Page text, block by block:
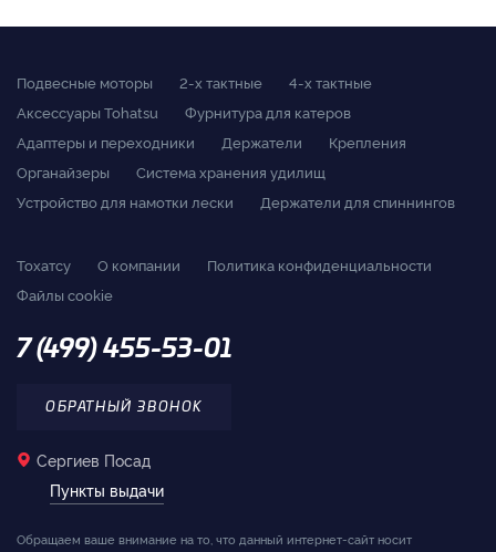
Подвесные моторы 2-x тактные
4-x тактные
Аксессуары Tohatsu
Фурнитура для катеров
Адаптеры и переходники
Держатели
Крепления
Органайзеры
Система хранения удилищ
Устройство для намотки лески
Держатели для спиннингов
Тохатсу О компании
Политика конфиденциальности
Файлы cookie
7 (499) 455-53-01
ОБРАТНЫЙ ЗВОНОК
Сергиев Посад
Пункты выдачи
Обращаем ваше внимание на то, что данный интернет-сайт носит